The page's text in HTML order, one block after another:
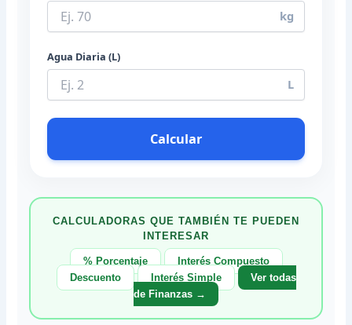
kg
Agua Diaria (L)
L
Calcular
CALCULADORAS QUE TAMBIÉN TE PUEDEN
INTERESAR
% Porcentaje
Interés Compuesto
Descuento
Interés Simple
Ver todas
de Finanzas →